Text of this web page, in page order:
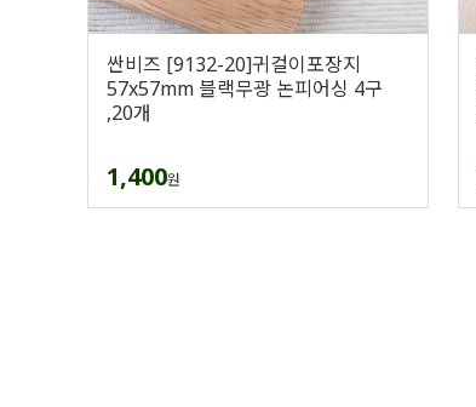
싼비즈 [9132-20]귀걸이포장지
57x57mm 블랙무광 논피어싱 4구
,20개
1,400원